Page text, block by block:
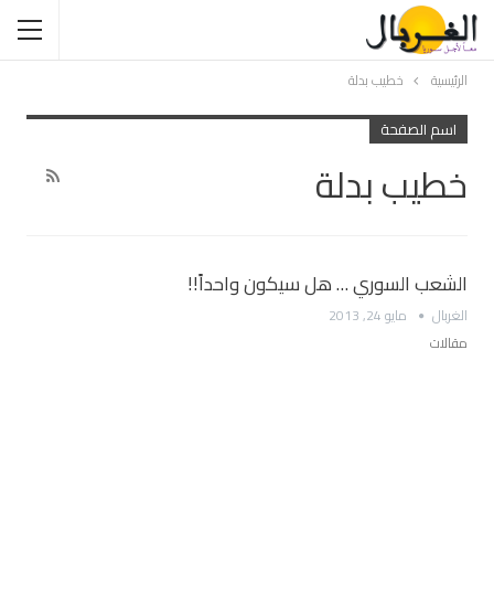
الرئيسية خطيب بدلة
اسم الصفحة
خطيب بدلة
الشعب السوري … هل سيكون واحداً!!
الغربال
مايو 24, 2013
مقالات